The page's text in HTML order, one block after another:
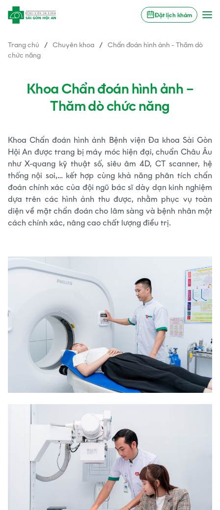
Đặt lịch khám
Trang chủ / Chuyên khoa / Chẩn đoán hình ảnh - Thăm dò
chức năng
Khoa Chẩn đoán hình ảnh –
Thăm dò chức năng
Khoa Chẩn đoán hình ảnh Bệnh viện Đa khoa Sài Gòn
Hội An được trang bị máy móc hiện đại, chuẩn Châu Âu
như X-quang kỹ thuật số, siêu âm 4D, CT scanner, hệ
thống nội soi,… kết hợp cùng khả năng phân tích chẩn
đoán chính xác của đội ngũ bác sĩ dày dạn kinh nghiệm
dựa trên các hình ảnh thu được, nhằm phục vụ toàn
diện về mặt chẩn đoán cho lâm sàng và bệnh nhân một
cách chính xác, nâng cao chất lượng điều trị.